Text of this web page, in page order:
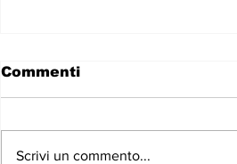
Commenti
Scrivi un commento...